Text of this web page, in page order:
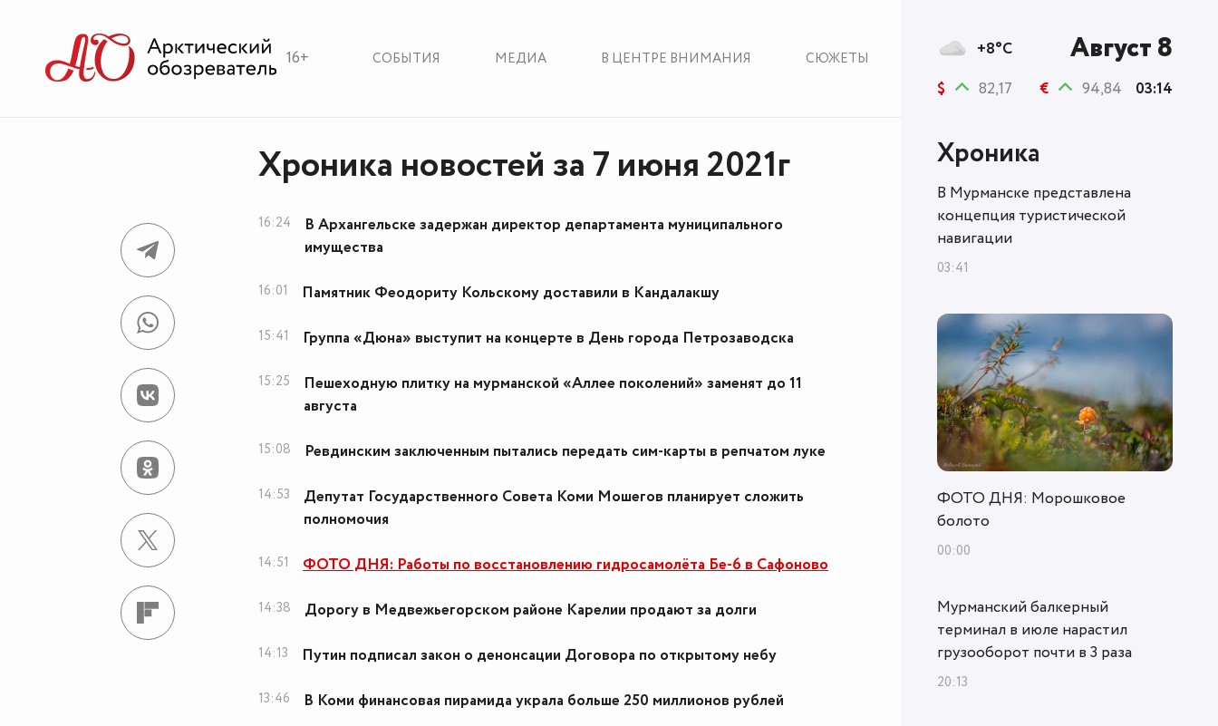
16+ СОБЫТИЯ МЕДИА В ЦЕНТРЕ ВНИМАНИЯ СЮЖЕТЫ
Хроника новостей за 7 июня 2021г
16:24
В Архангельске задержан директор департамента муниципального
имущества
16:01 Памятник Феодориту Кольскому доставили в Кандалакшу
15:41 Группа «Дюна» выступит на концерте в День города Петрозаводска
15:25
Пешеходную плитку на мурманской «Аллее поколений» заменят до 11
августа
15:08 Ревдинским заключенным пытались передать сим-карты в репчатом луке
14:53
Депутат Государственного Совета Коми Мошегов планирует сложить
полномочия
14:51 ФОТО ДНЯ: Работы по восстановлению гидросамолёта Бе-6 в Сафоново
14:38 Дорогу в Медвежьегорском районе Карелии продают за долги
14:13 Путин подписал закон о денонсации Договора по открытому небу
13:46 В Коми финансовая пирамида украла больше 250 миллионов рублей
+8°C Август 8
$ 82,17 € 94,84 03:14
Хроника
В Мурманске представлена
концепция туристической
навигации
03:41
ФОТО ДНЯ: Морошковое
болото
00:00
Мурманский балкерный
терминал в июле нарастил
грузооборот почти в 3 раза
20:13